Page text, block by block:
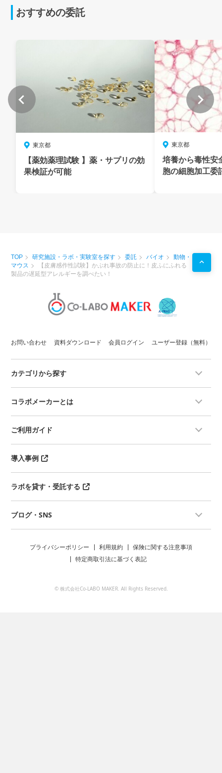
おすすめの委託
東京都
【薬効薬理試験 】薬・サプリの効
果検証が可能
東京都
培養から毒性安
胞の細胞加工委
TOP 研究施設・ラボ・実験室を探す 委託 バイオ
動物・
マウス
【皮膚感作性試験】かぶれ事故の防止に！皮ふにふれる
製品の遅延型アレルギーを調べたい！
お問い合わせ 資料ダウンロード 会員ログイン ユーザー登録（無料）
カテゴリから探す
コラボメーカーとは
ご利用ガイド
導入事例
ラボを貸す・受託する
ブログ・SNS
プライバシーポリシー 利用規約
保険に関する注意事項
特定商取引法に基づく表記
© 株式会社Co-LABO MAKER. All Rights Reserved.